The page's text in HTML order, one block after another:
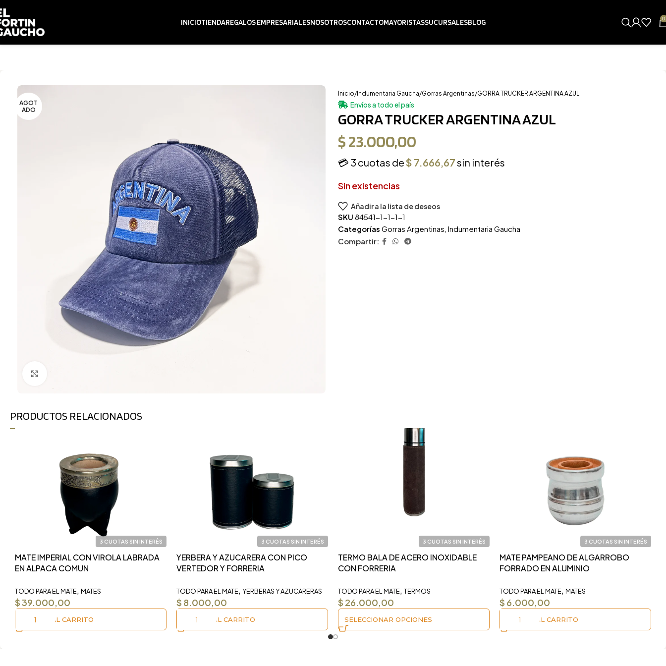
INICIOTIENDAREGALOS EMPRESARIALESNOSOTROSCONTACTOMAYORISTASSUCURSALESBLOG 0
AGOT
ADO
Inicio Indumentaria Gaucha Gorras Argentinas GORRA TRUCKER ARGENTINA AZUL
Envíos a todo el país
GORRA TRUCKER ARGENTINA AZUL
$23.000,00
💳 3 cuotas de$ 7.666,67sin interés
Sin existencias
Añadir a la lista de deseos
SKU 84541-1-1-1-1
Categorías Gorras Argentinas Indumentaria Gaucha
Compartir:
PRODUCTOS RELACIONADOS
3 CUOTAS SIN INTERÉS
MATE IMPERIAL CON VIROLA LABRADA
EN ALPACA COMUN
TODO PARA EL MATE, MATES
$39.000,00
AÑADIR AL CARRITO
3 CUOTAS SIN INTERÉS
YERBERA Y AZUCARERA CON PICO
VERTEDOR Y FORRERIA
TODO PARA EL MATE, YERBERAS Y AZUCARERAS
$ 8.000,00
AÑADIR AL CARRITO
3 CUOTAS SIN INTERÉS
TERMO BALA DE ACERO INOXIDABLE
CON FORRERIA
TODO PARA EL MATE, TERMOS
$ 26.000,00
SELECCIONAR OPCIONES
3 CUOTAS SIN INTERÉS
MATE PAMPEANO DE ALGARROBO
FORRADO EN ALUMINIO
TODO PARA EL MATE, MATES
$ 6.000,00
AÑADIR AL CARRITO